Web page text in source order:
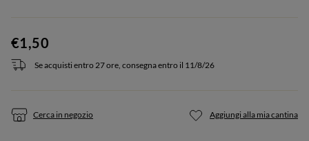
€1,50
Se acquisti entro 27 ore, consegna entro il 11/8/26
Cerca in negozio Aggiungi alla mia cantina